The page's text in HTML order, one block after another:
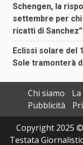
Schengen, la
settembre per chi
ricatti di Sanchez”
Eclissi solare del
Sole tramonterà
Chi siamo
Pubblicità
Copyright 2025
Testata